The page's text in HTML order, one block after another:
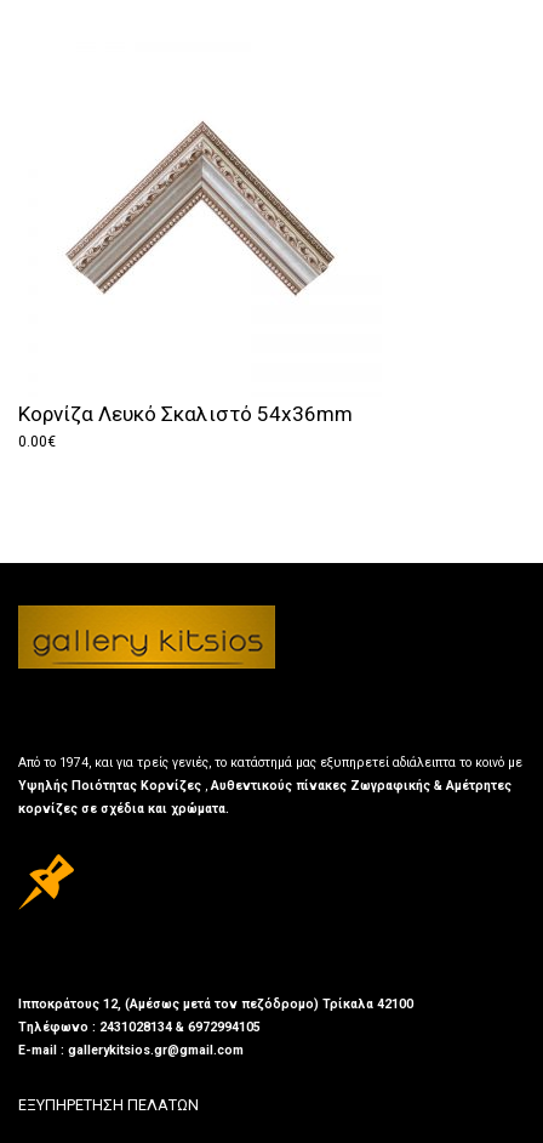
Κορνίζα Λευκό Σκαλιστό 54x36mm
0.00€
Από το 1974, και για τρείς γενιές, το κατάστημά μας εξυπηρετεί αδιάλειπτα το κοινό με
Υψηλής Ποιότητας Κορνίζες ,Αυθεντικούς πίνακες Ζωγραφικής & Αμέτρητες
κορνίζες σε σχέδια και χρώματα.
Ιπποκράτους 12, (Αμέσως μετά τον πεζόδρομο) Τρίκαλα 42100
Τηλέφωνο : 2431028134 & 6972994105
E-mail : gallerykitsios.gr@gmail.com
ΕΞΥΠΗΡΕΤΗΣΗ ΠΕΛΑΤΩΝ